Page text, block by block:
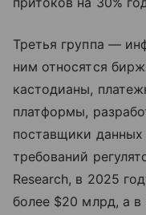
Третья группа —
ним относятся
кастодианы,
платформы,
поставщики
требований
Research, в 2025
более $20 млрд, а в